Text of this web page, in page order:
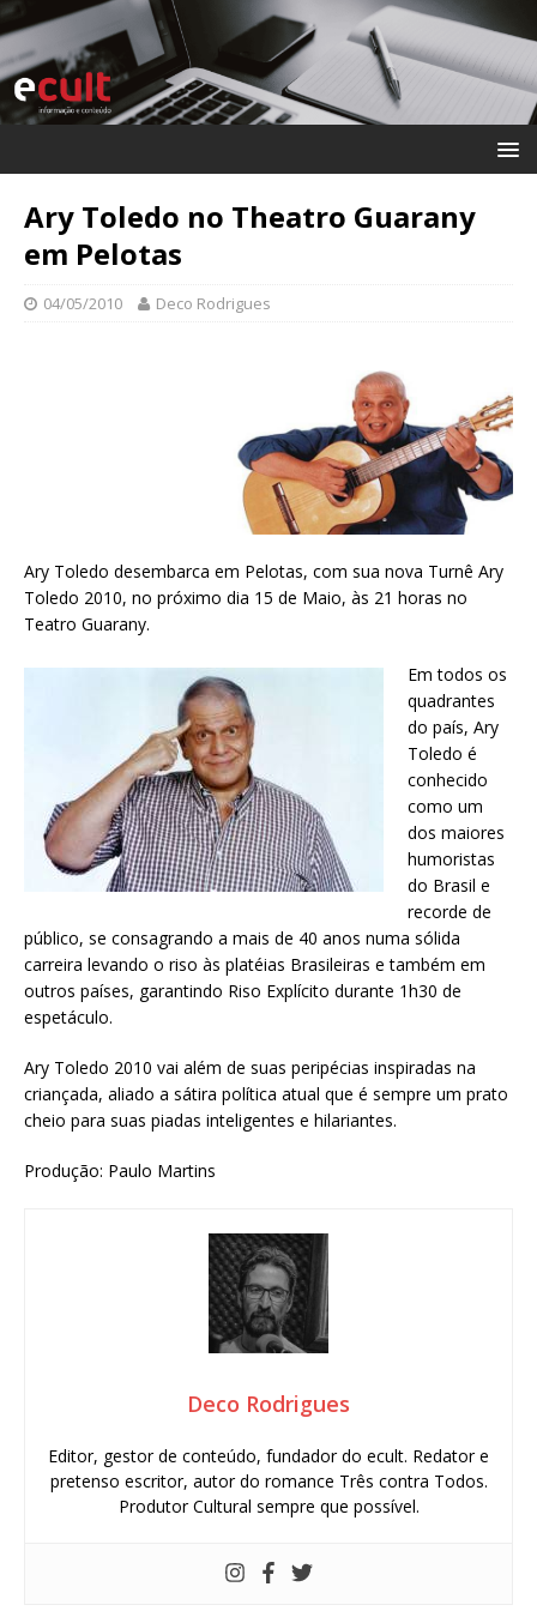
Ary Toledo no Theatro Guarany
em Pelotas
04/05/2010 Deco Rodrigues
Ary Toledo desembarca em Pelotas, com sua nova Turnê Ary
Toledo 2010, no próximo dia 15 de Maio, às 21 horas no
Teatro Guarany.
Em todos os
quadrantes
do país, Ary
Toledo é
conhecido
como um
dos maiores
humoristas
do Brasil e
recorde de
público, se consagrando a mais de 40 anos numa sólida
carreira levando o riso às platéias Brasileiras e também em
outros países, garantindo Riso Explícito durante 1h30 de
espetáculo.
Ary Toledo 2010 vai além de suas peripécias inspiradas na
criançada, aliado a sátira política atual que é sempre um prato
cheio para suas piadas inteligentes e hilariantes.
Produção: Paulo Martins
Deco Rodrigues
Editor, gestor de conteúdo, fundador do ecult. Redator e
pretenso escritor, autor do romance Três contra Todos.
Produtor Cultural sempre que possível.